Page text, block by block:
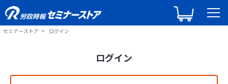
セミナーストア ログイン
ログイン